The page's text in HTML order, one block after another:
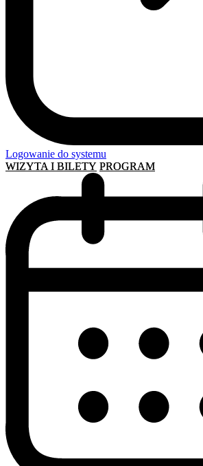
Logowanie do systemu
WIZYTA I BILETY PROGRAM